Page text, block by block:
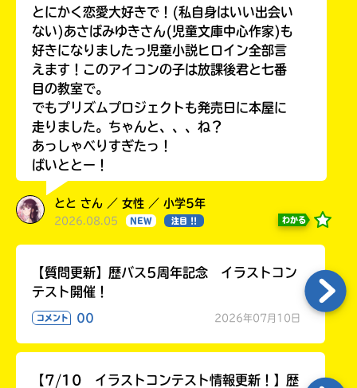
とにかく恋愛大好きで！(私自身はいい出会い
ない)あさばみゆきさん(児童文庫中心作家)も
好きになりましたっ児童小説ヒロイン全部言
えます！このアイコンの子は放課後君と七番
目の教室で。
でもプリズムプロジェクトも発売日に本屋に
走りました。ちゃんと、、、ね？
あっしゃべりすぎたっ！
ばいととー！
とと さん ／ 女性 ／ 小学5年
2026.08.05 NEW 注目 !! わかる
【質問更新】歴バス5周年記念 イラストコン
テスト開催！
コメント 00 2026年07月10日
【7/10 イラストコンテスト情報更新！】歴
し
て
み
て
戻
る